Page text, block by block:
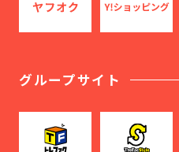
グループサイト